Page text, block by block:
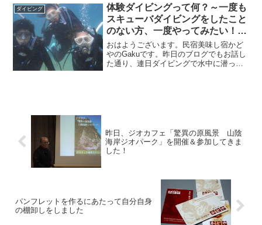
ダイビング
体験ダイビングって何？～一度も
スキューバダイビングをしたこと
のない方、一度やってみたい！と
思っている方へ
おはようございます。民宿美味し宿かど
やのGakuです。昨日のブログでもお話し
た通り、連日ダイビングで水中に潜って
昨日、ジオカフェ「驚異の原風景 山陰
海岸ジオパーク」を開催＆参加してきま
した！
パンフレットを作るにあたって自分自身
の棚卸しをしました